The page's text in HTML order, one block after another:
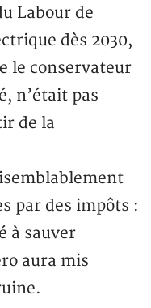
Labour de
dès 2030,
le conservateur
n’était pas
de la
par des impôts :
à sauver
aura mis